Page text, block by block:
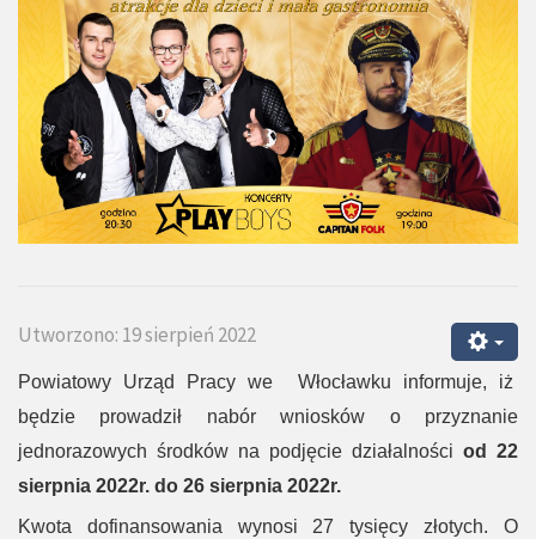
Utworzono: 19 sierpień 2022
Powiatowy Urząd Pracy we Włocławku informuje, iż
będzie prowadził nabór wniosków o przyznanie
jednorazowych środków na podjęcie działalności od 22
sierpnia 2022r. do 26 sierpnia 2022r.
Kwota dofinansowania wynosi 27 tysięcy złotych. O